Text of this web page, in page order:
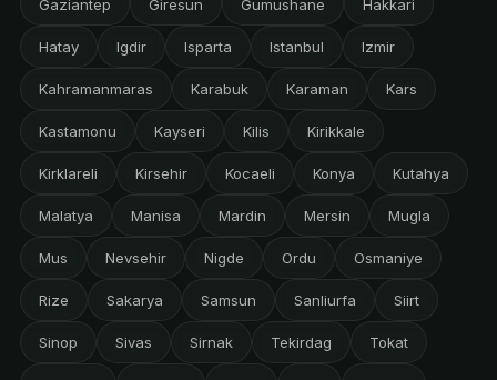
Gaziantep Giresun Gumushane Hakkari
Hatay Igdir Isparta Istanbul Izmir
Kahramanmaras Karabuk Karaman Kars
Kastamonu Kayseri Kilis Kirikkale
Kirklareli Kirsehir Kocaeli Konya Kutahya
Malatya Manisa Mardin Mersin Mugla
Mus Nevsehir Nigde Ordu Osmaniye
Rize Sakarya Samsun Sanliurfa Siirt
Sinop Sivas Sirnak Tekirdag Tokat